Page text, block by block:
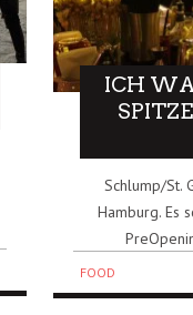
ICH
Schlump/St.
Hamburg. Es
FOOD